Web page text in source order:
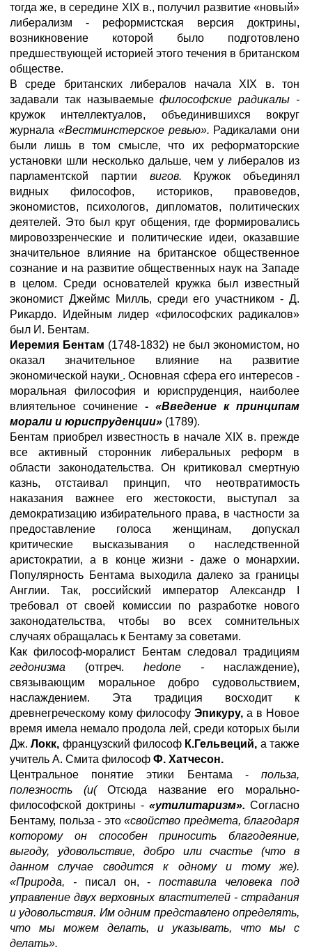
тогда же, в середине XIX в., получил развитие «новый»
либерализм - реформистская версия доктрины,
возникновение которой было подготовлено
предшествующей историей этого течения в британском
обществе.
В среде британских либералов начала XIX в. тон
задавали так называемыефилософские радикалы -
кружок интеллектуалов, объединившихся вокруг
журнала «Вестминстерское ревью». Радикалами они
были лишь в том смысле, что их реформаторские
установки шли несколько дальше, чем у либералов из
парламентской партии вигов.
Кружок объединял
видных философов, историков, правоведов,
экономистов, психологов, дипломатов, политических
деятелей. Это был круг общения, где формировались
мировоззренческие и политические идеи, оказавшие
значительное влияние на британское общественное
сознание и на развитие общественных наук на Западе
в целом. Среди основателей кружка был известный
экономист Джеймс Милль, среди его участником - Д.
Рикардо. Идейным лидер «философских радикалов»
был И. Бентам.
Иеремия Бентам (1748-1832) не был экономистом, но
оказал значительное влияние на развитие
экономической науки . Основная сфера его интересов -
моральная философия и юриспруденция, наиболее
влиятельное сочинение - «Введение к принципам
морали и юриспруденции» (1789).
Бентам приобрел известность в начале XIX в. прежде
все активный сторонник либеральных реформ в
области законодательства. Он критиковал смертную
казнь, отстаивал принцип, что неотвратимость
наказания важнее его жестокости, выступал за
демократизацию избирательного права, в частности за
предоставление голоса женщинам, допускал
критические высказывания о наследственной
аристократии, а в конце жизни - даже о монархии.
Популярность Бентама выходила далеко за границы
Англии. Так, российский император Александр I
требовал от своей комиссии по разработке нового
законодательства, чтобы во всех сомнительных
случаях обращалась к Бентаму за советами.
Как философ-моралист Бентам следовал традициям
гедонизма (отгреч. hedone - наслаждение),
связывающим моральное добро судовольствием,
наслаждением. Эта традиция восходит к
древнегреческому кому философу Эпикуру, а в Новое
время имела немало продола лей, среди которых были
Дж. Локк, французский философ К.Гельвеций, а также
учитель А. Смита философ Ф. Хатчесон.
Центральное понятие этики Бентама - польза,
полезность (и(Отсюда название его морально-
философской доктрины - «утилитаризм». Согласно
Бентаму, польза - это «свойство предмета, благодаря
которому он способен приносить благодеяние,
выгоду, удовольствие, добро или счастье (что в
данном случае сводится к одному и тому же).
«Природа, -писал он, -поставила человека под
управление двух верховных властителей - страдания
и удовольствия. Им одним представлено определять,
что мы можем делать, и указывать, что мы с
делать».